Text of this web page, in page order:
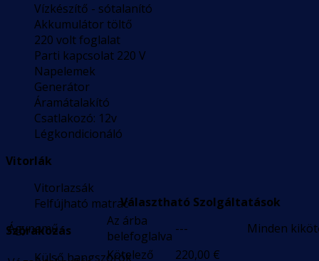
Vízkészítő - sótalanító
Akkumulátor töltő
220 volt foglalat
Parti kapcsolat 220 V
Napelemek
Generátor
Áramátalakító
Csatlakozó: 12v
Légkondicionáló
Vitorlák
Vitorlazsák
Felfújható matrac
Szórakozás
Külső hangszórók
Választható Szolgáltatások
Ágynemű
Az árba
belefoglalva --- Minden
Kötelező
220,00 €